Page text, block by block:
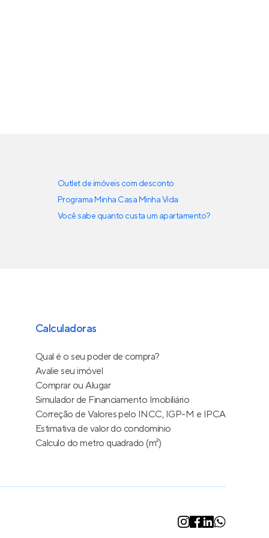
Outlet de imóveis com desconto
Programa Minha Casa Minha Vida
Você sabe quanto custa um apartamento?
Calculadoras
Qual é o seu poder de compra?
Avalie seu imóvel
Comprar ou Alugar
Simulador de Financiamento Imobiliário
Correção de Valores pelo INCC, IGP-M e IPCA
Estimativa de valor do condomínio
Calculo do metro quadrado (m²)